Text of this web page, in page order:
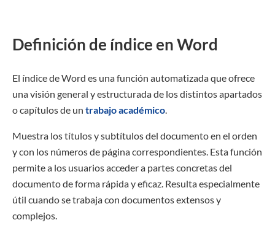
Definición de índice en Word
El índice de Word es una función automatizada que ofrece
una visión general y estructurada de los distintos apartados
o capítulos de un trabajo académico.
Muestra los títulos y subtítulos del documento en el orden
y con los números de página correspondientes. Esta función
permite a los usuarios acceder a partes concretas del
documento de forma rápida y eficaz. Resulta especialmente
útil cuando se trabaja con documentos extensos y
complejos.